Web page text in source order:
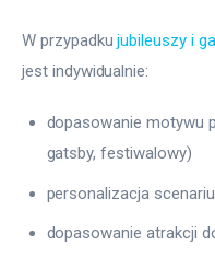
W przypadku jubileuszy i
jest indywidualnie:
dopasowanie motywu
gatsby, festiwalowy)
personalizacja
dopasowanie atrakcji